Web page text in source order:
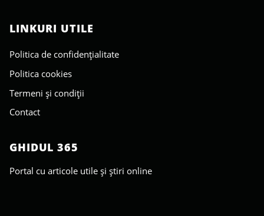
LINKURI UTILE
Politica de confidențialitate
Politica cookies
Termeni și condiții
Contact
GHIDUL 365
Portal cu articole utile și știri online